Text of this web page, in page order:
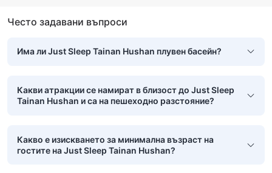
Често задавани въпроси
Има ли Just Sleep Tainan Hushan плувен басейн?
Какви атракции се намират в близост до Just Sleep
Tainan Hushan и са на пешеходно разстояние?
Какво е изискването за минимална възраст на
гостите на Just Sleep Tainan Hushan?